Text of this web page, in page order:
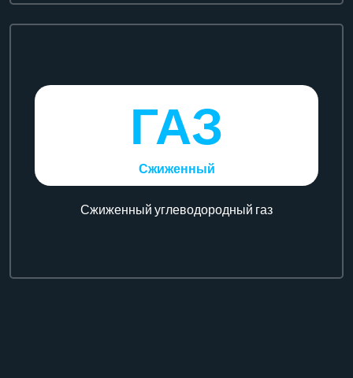
ГАЗ
Сжиженный
Сжиженный углеводородный газ